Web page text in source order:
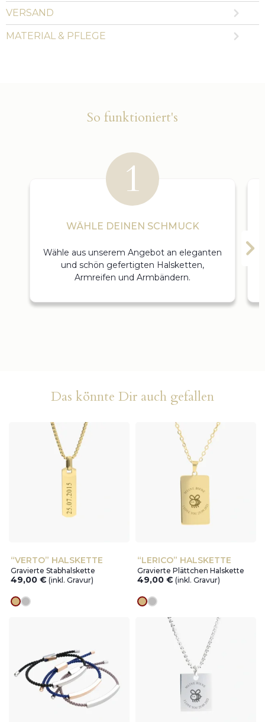
VERSAND
MATERIAL & PFLEGE
So funktioniert's
WÄHLE DEINEN SCHMUCK
Wähle aus unserem Angebot an eleganten
und schön gefertigten Halsketten,
Armreifen und Armbändern.
Das könnte Dir auch gefallen
“VERTO” HALSKETTE
Gravierte Stabhalskette
49,00€ (inkl. Gravur)
Goldes
silver
“LERICO” HALSKETTE
Gravierte Plättchen Halskette
49,00€ (inkl. Gravur)
Goldes
silver